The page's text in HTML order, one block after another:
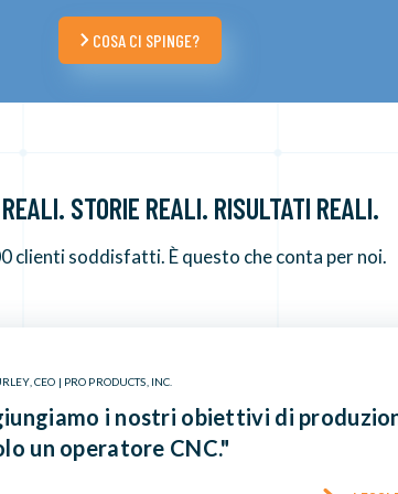
COSA CI SPINGE?
STORIE REALI. RISULTATI REALI.
clienti soddisfatti. È questo che conta per noi.
CEO | PRO PRODUCTS, INC.
i nostri obiettivi di
un operatore CNC."